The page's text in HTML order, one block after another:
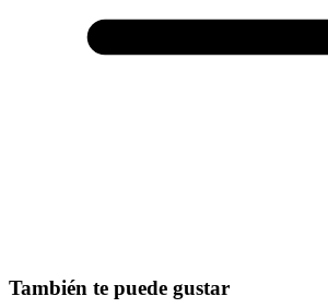
También te puede gustar